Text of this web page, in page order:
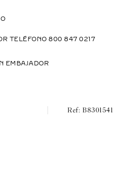
TELÉFONO 800 847 0217
EMBAJADOR
B8301541